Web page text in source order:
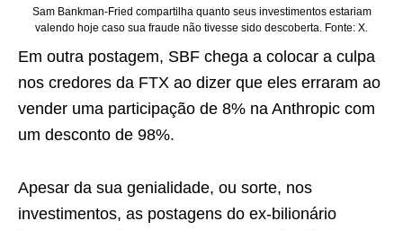
Sam Bankman-Fried compartilha quanto seus investimentos estariam
valendo hoje caso sua fraude não tivesse sido descoberta. Fonte: X.
Em outra postagem, SBF chega a colocar a culpa
nos credores da FTX ao dizer que eles erraram ao
vender uma participação de 8% na Anthropic com
um desconto de 98%.
Apesar da sua genialidade, ou sorte, nos
investimentos, as postagens do ex-bilionário